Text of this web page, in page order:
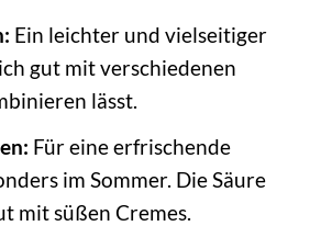
Ein leichter und vielseitiger
gut mit verschiedenen
lässt.
Für eine erfrischende
im Sommer. Die Säure
mit süßen Cremes.